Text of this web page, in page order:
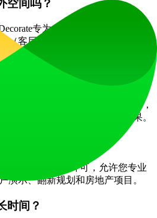
空间吗？
专为全屋规划而建，在一个
（客厅、厨房、卧室等）以及外部
得对房主和爱好者来说直观易用，
指导您创建专业级的可视化效果。
翻新项目吗？
划包含商业使用许可，允许您专业
演示、翻新规划和房地产项目。
时间？